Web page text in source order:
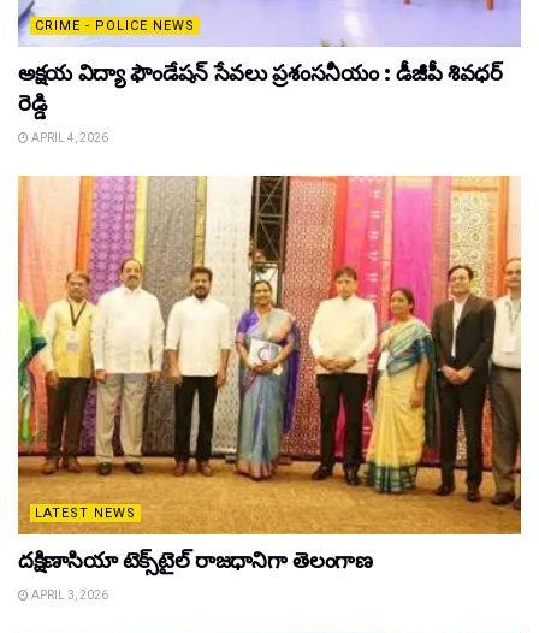
CRIME - POLICE NEWS
అక్షయ విద్యా ఫౌండేషన్ సేవలు ప్రశంసనీయం : డీజీపీ శివధర్
రెడ్డి
APRIL 4, 2026
LATEST NEWS
దక్షిణాసియా టెక్స్‌టైల్ రాజధానిగా తెలంగాణ
APRIL 3, 2026